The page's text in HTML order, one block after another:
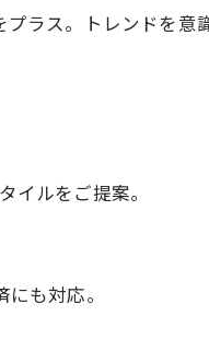
ラス。トレンドを意
イルをご提案。
も対応。